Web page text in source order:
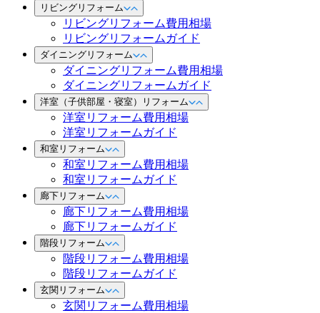
リビングリフォーム
リビングリフォーム費用相場
リビングリフォームガイド
ダイニングリフォーム
ダイニングリフォーム費用相場
ダイニングリフォームガイド
洋室（子供部屋・寝室）リフォーム
洋室リフォーム費用相場
洋室リフォームガイド
和室リフォーム
和室リフォーム費用相場
和室リフォームガイド
廊下リフォーム
廊下リフォーム費用相場
廊下リフォームガイド
階段リフォーム
階段リフォーム費用相場
階段リフォームガイド
玄関リフォーム
玄関リフォーム費用相場